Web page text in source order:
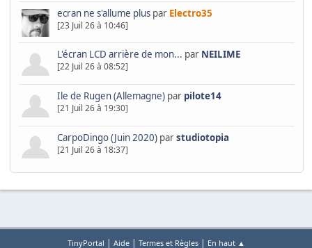
ecran ne s'allume pluspar Electro35
[23 Juil 26 à 10:46]
L'écran LCD arrière de mon... par NEILIME
[22 Juil 26 à 08:52]
Ile de Rugen (Allemagne)par pilote14
[21 Juil 26 à 19:30]
CarpoDingo (Juin 2020)parstudiotopia
[21 Juil 26 à 18:37]
TinyPortal Aide| Termes et Règles| En haut ▲